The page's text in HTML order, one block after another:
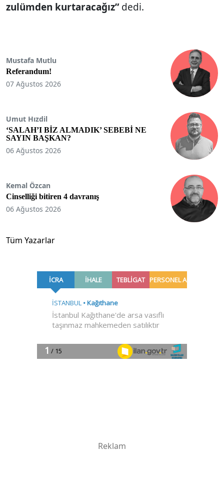
zulümden kurtaracağız”dedi.
Mustafa Mutlu
Referandum!
07 Ağustos 2026
Umut Hızdil
‘SALAH’I BİZ ALMADIK’ SEBEBİ NE
SAYIN BAŞKAN?
06 Ağustos 2026
Kemal Özcan
Cinselliği bitiren 4 davranış
06 Ağustos 2026
Tüm Yazarlar